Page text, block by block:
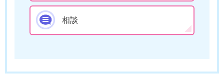
相談